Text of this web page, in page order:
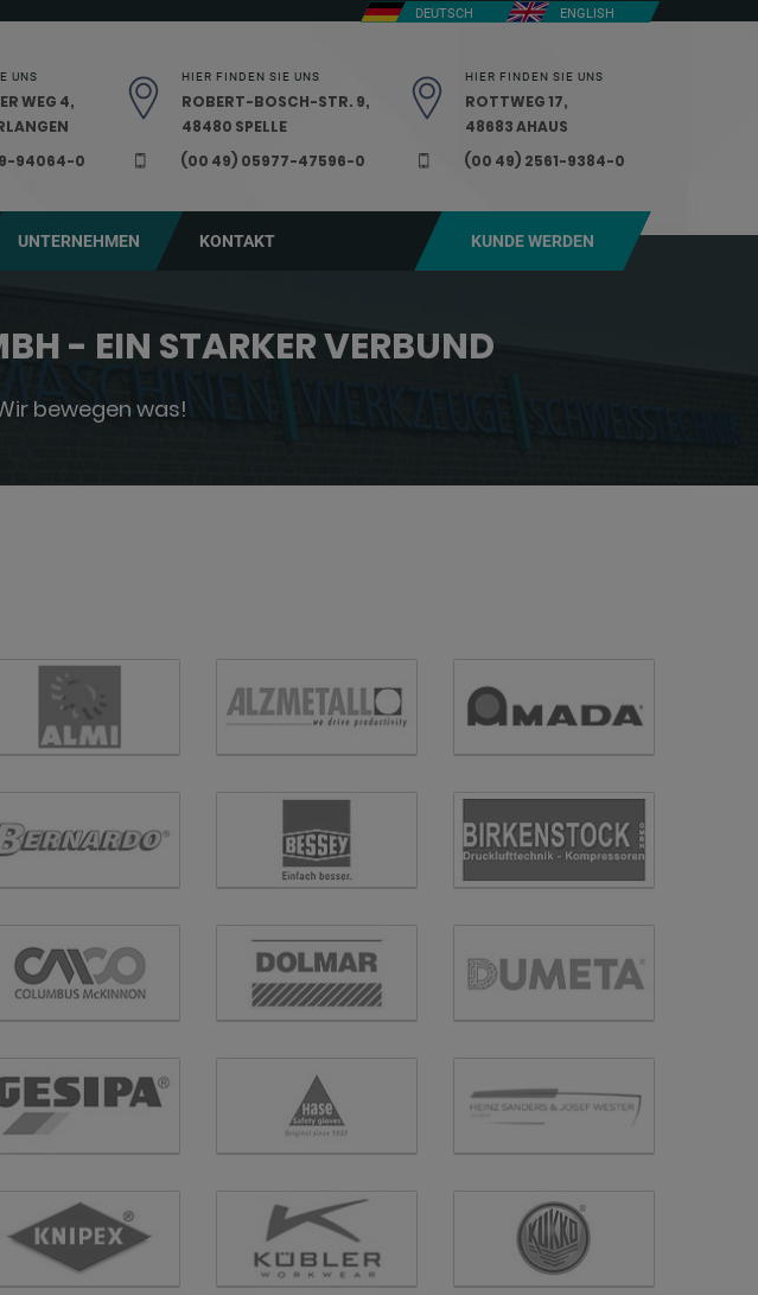
DEUTSCH ENGLISH
UNS
WEG 4,
94064-0
HIER FINDEN SIE UNS
ROBERT-BOSCH-STR. 9,
48480 SPELLE
(00 49) 05977-47596-0
HIER FINDEN SIE UNS
ROTTWEG 17,
48683 AHAUS
(00 49) 2561-9384-0
UNTERNEHMEN KONTAKT KUNDE WERDEN
- EIN STARKER VERBUND
bewegen was!